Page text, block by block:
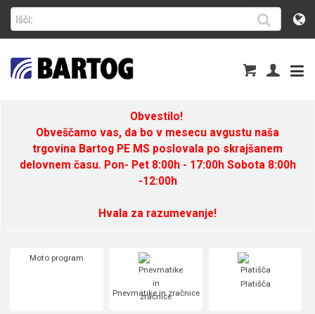
Obvestilo!
Obveščamo vas, da bo v mesecu avgustu naša
trgovina Bartog PE MS poslovala po skrajšanem
delovnem času. Pon- Pet 8:00h - 17:00h Sobota 8:00h
-12:00h
Hvala za razumevanje!
Moto program
Pnevmatike in zračnice
Platišča